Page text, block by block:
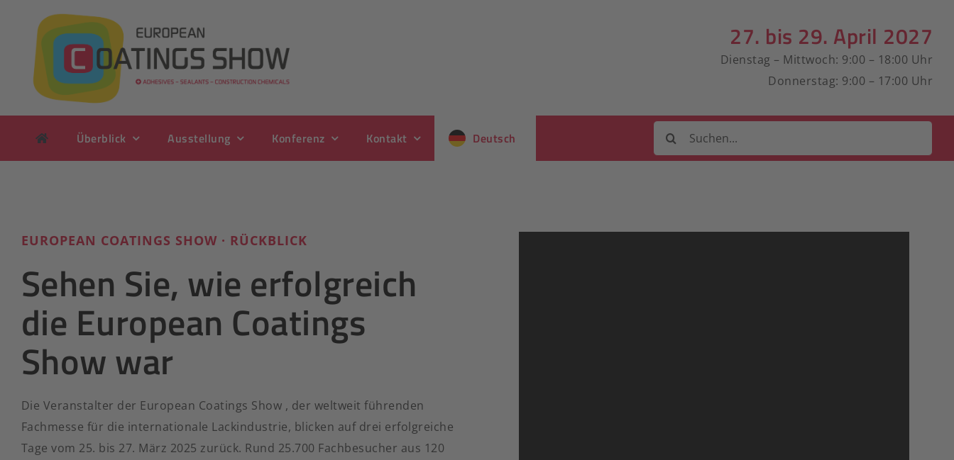
springen
27. bis 29. April 2027
Dienstag – Mittwoch: 9:00 – 18:00 Uhr
Donnerstag: 9:00 – 17:00 Uhr
Überblick Ausstellung Konferenz Kontakt Deutsch
Suche
nach:
EUROPEAN COATINGS SHOW · RÜCKBLICK
Sehen Sie, wie erfolgreich
die European Coatings
Show war
Die Veranstalter der European Coatings Show , der weltweit führenden
Fachmesse für die internationale Lackindustrie, blicken auf drei erfolgreiche
Tage vom 25. bis 27. März 2025 zurück. Rund 25.700 Fachbesucher aus 120